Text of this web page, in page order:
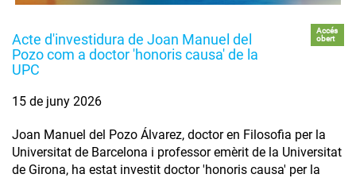
Acte d'investidura de Joan Manuel del
Pozo com a doctor 'honoris causa' de la
UPC
Accés
obert
15 de juny 2026
Joan Manuel del Pozo Álvarez, doctor en Filosofia per la
Universitat de Barcelona i professor emèrit de la Universitat
de Girona, ha estat investit doctor 'honoris causa' per la